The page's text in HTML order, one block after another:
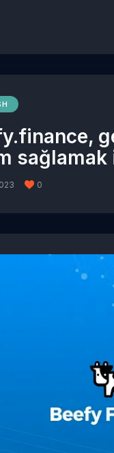
sağlamak
0